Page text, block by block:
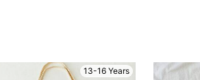
13-16 Years